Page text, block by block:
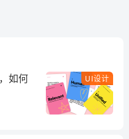
UI设计
如何